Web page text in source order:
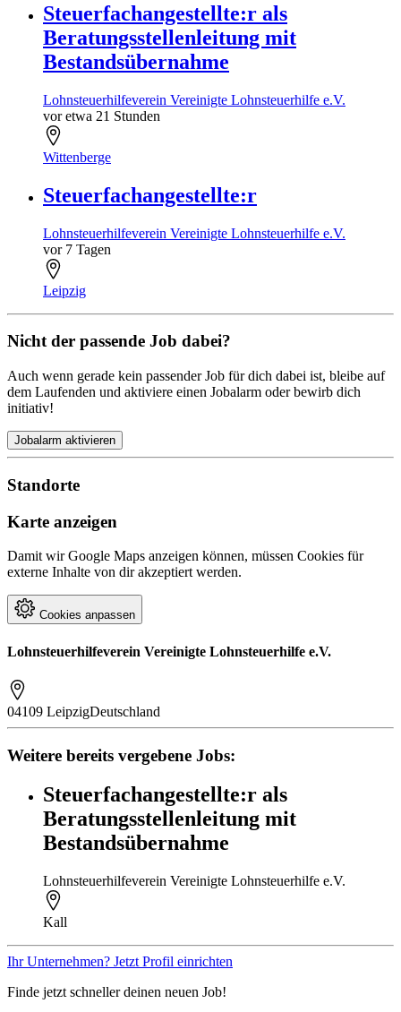
Steuerfachangestellte:r als
Beratungsstellenleitung mit
Bestandsübernahme
Lohnsteuerhilfeverein Vereinigte Lohnsteuerhilfe e.V.
vor etwa 21 Stunden
Wittenberge
Steuerfachangestellte:r
Lohnsteuerhilfeverein Vereinigte Lohnsteuerhilfe e.V.
vor 7 Tagen
Leipzig
Nicht der passende Job dabei?
Auch wenn gerade kein passender Job für dich dabei ist, bleibe auf
dem Laufenden und aktiviere einen Jobalarm oder bewirb dich
initiativ!
Jobalarm aktivieren
Standorte
Karte anzeigen
Damit wir Google Maps anzeigen können, müssen Cookies für
externe Inhalte von dir akzeptiert werden.
Cookies anpassen
Lohnsteuerhilfeverein Vereinigte Lohnsteuerhilfe e.V.
04109 LeipzigDeutschland
Weitere bereits vergebene Jobs:
Steuerfachangestellte:r als
Beratungsstellenleitung mit
Bestandsübernahme
Lohnsteuerhilfeverein Vereinigte Lohnsteuerhilfe e.V.
Kall
Ihr Unternehmen? Jetzt Profil einrichten
Finde jetzt schneller deinen neuen Job!